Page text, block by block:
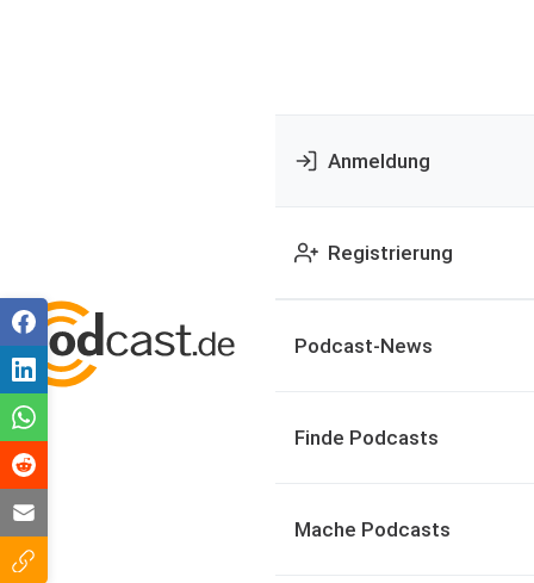
Anmeldung
Registrierung
Podcast-News
Finde Podcasts
Mache Podcasts